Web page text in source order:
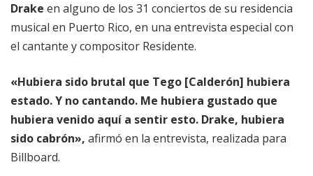
Drake en alguno de los 31 conciertos de su residencia
musical en Puerto Rico, en una entrevista especial con
el cantante y compositor Residente.
«Hubiera sido brutal que Tego [Calderón] hubiera
estado. Y no cantando. Me hubiera gustado que
hubiera venido aquí a sentir esto. Drake, hubiera
sido cabrón», afirmó en la entrevista, realizada para
Billboard.